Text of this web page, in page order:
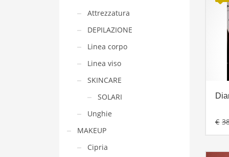
€
Attrezzatura
DEPILAZIONE
Linea corpo
Linea viso
SKINCARE
SOLARI
Unghie
MAKEUP
Cipria